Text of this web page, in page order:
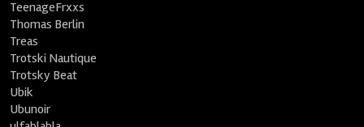
TeenageFrxxs
Thomas Berlin
Treas
Trotski Nautique
Trotsky Beat
Ubik
Ubunoir